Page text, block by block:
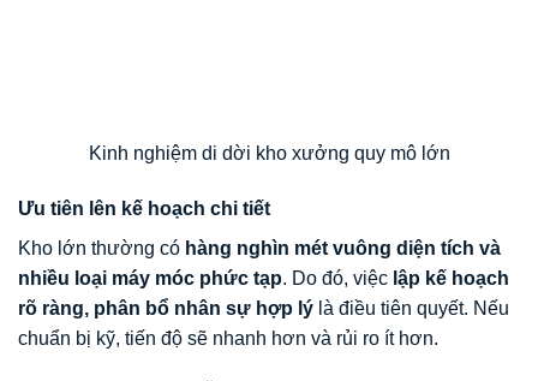
Kinh nghiệm di dời kho xưởng quy mô lớn
Ưu tiên lên kế hoạch chi tiết
Kho lớn thường có hàng nghìn mét vuông diện tích và
nhiều loại máy móc phức tạp. Do đó, việc lập kế hoạch
rõ ràng, phân bổ nhân sự hợp lý là điều tiên quyết. Nếu
chuẩn bị kỹ, tiến độ sẽ nhanh hơn và rủi ro ít hơn.